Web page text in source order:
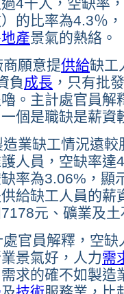
的比率為4.3％
產景氣的熱絡。
願意提供給缺工
負 成長 ，只有批
。主計處官員解
個是職缺是薪資
缺工情況遠較
人員，空缺率
率為3.06%，顯
給缺工人員的薪
元、礦業及
員解釋，空缺
景氣好，人力需
求的確不如製造